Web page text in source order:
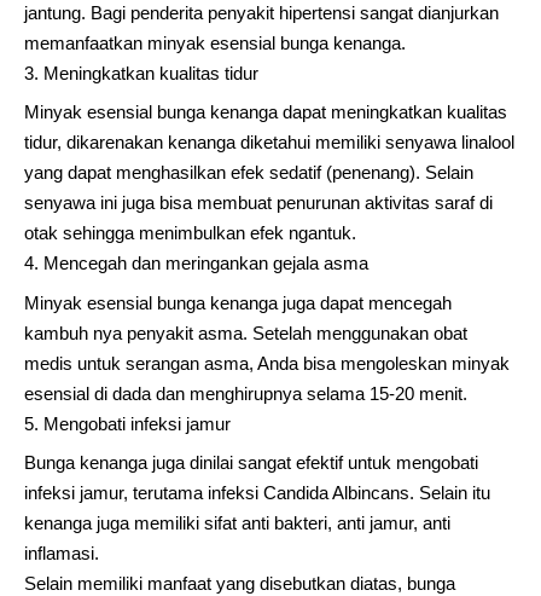
jantung. Bagi penderita penyakit hipertensi sangat dianjurkan
memanfaatkan minyak esensial bunga kenanga.
Meningkatkan kualitas tidur
Minyak esensial bunga kenanga dapat meningkatkan kualitas
tidur, dikarenakan kenanga diketahui memiliki senyawa linalool
yang dapat menghasilkan efek sedatif (penenang). Selain
senyawa ini juga bisa membuat penurunan aktivitas saraf di
otak sehingga menimbulkan efek ngantuk.
Mencegah dan meringankan gejala asma
Minyak esensial bunga kenanga juga dapat mencegah
kambuh nya penyakit asma. Setelah menggunakan obat
medis untuk serangan asma, Anda bisa mengoleskan minyak
esensial di dada dan menghirupnya selama 15-20 menit.
Mengobati infeksi jamur
Bunga kenanga juga dinilai sangat efektif untuk mengobati
infeksi jamur, terutama infeksi Candida Albincans. Selain itu
kenanga juga memiliki sifat anti bakteri, anti jamur, anti
inflamasi.
Selain memiliki manfaat yang disebutkan diatas, bunga